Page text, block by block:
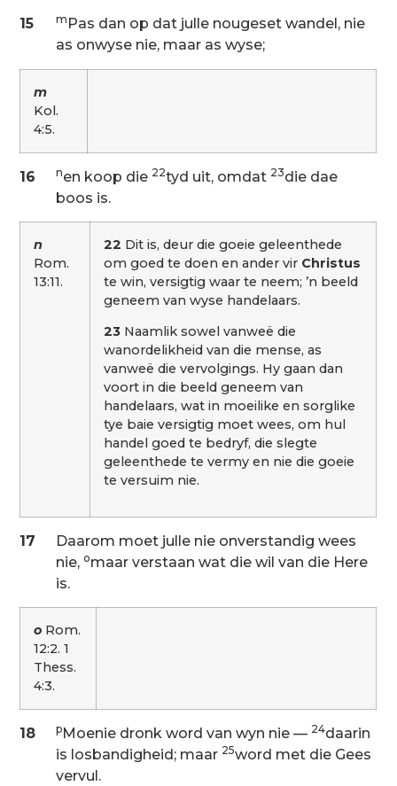
15 m Pas dan op dat julle nougeset wandel, nie
as onwyse nie, maar as wyse;
m
Kol.
4:5.
16 nen koop die 22tyd uit, omdat 23die dae
boos is.
n
Rom.
13:11.
22 Dit is, deur die goeie geleenthede
om goed te doen en ander vir Christus
te win, versigtig waar te neem; ’n beeld
geneem van wyse handelaars.
23 Naamlik sowel vanweë die
wanordelikheid van die mense, as
vanweë die vervolgings. Hy gaan dan
voort in die beeld geneem van
handelaars, wat in moeilike en sorglike
tye baie versigtig moet wees, om hul
handel goed te bedryf, die slegte
geleenthede te vermy en nie die goeie
te versuim nie.
17
Daarom moet julle nie onverstandig wees
nie, omaar verstaan wat die wil van die Here
is.
o Rom.
12:2. 1
Thess.
4:3.
18 pMoenie dronk word van wyn nie — 24daarin
is losbandigheid; maar 25word met die Gees
vervul.